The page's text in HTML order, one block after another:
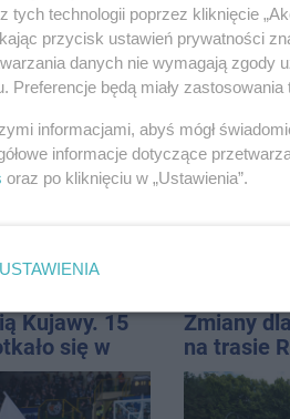
z wodą w
zaplanowano
Tour de
startowali
Kujawy. 15
się w
Zmiany
na trasie
Inowrocław
tych technologii poprzez kliknięcie
przycisk ustawień prywatności
danych nie wymagają zgody
Preferencje będą miały zastosowania
informacjami, abyś mógł
informacje dotyczące
oraz po kliknięciu w „Ustawienia”.
USTAWIENIA